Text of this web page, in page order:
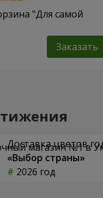
"Для самой
Заказать
Доставка цветов
«Выбор страны»
2026 год